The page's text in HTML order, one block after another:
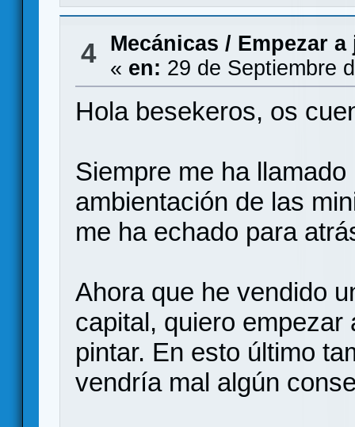
4 Mecánicas / Empezar
« en: 29 de Septiembre
Hola besekeros, os
Siempre me ha
ambientación de las
me ha echado para
Ahora que he vendido
capital, quiero
pintar. En esto último
vendría mal algún